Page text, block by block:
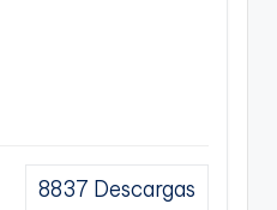
8837 Descargas